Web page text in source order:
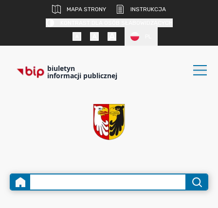
MAPA STRONY
INSTRUKCJA
biuletyn
informacji publicznej